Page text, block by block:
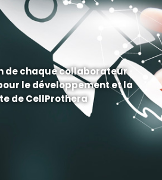
de chaque collaborateur
le développement et la
de CellProthera